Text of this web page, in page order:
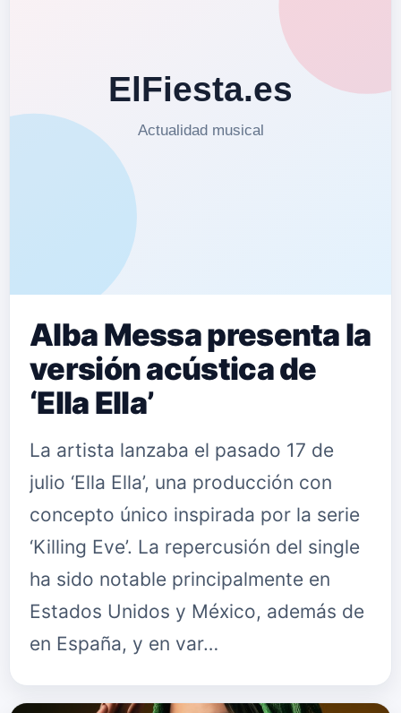
Alba Messa presenta la
versión acústica de
‘Ella Ella’
La artista lanzaba el pasado 17 de
julio ‘Ella Ella’, una producción con
concepto único inspirada por la serie
‘Killing Eve’. La repercusión del single
ha sido notable principalmente en
Estados Unidos y México, además de
en España, y en var…